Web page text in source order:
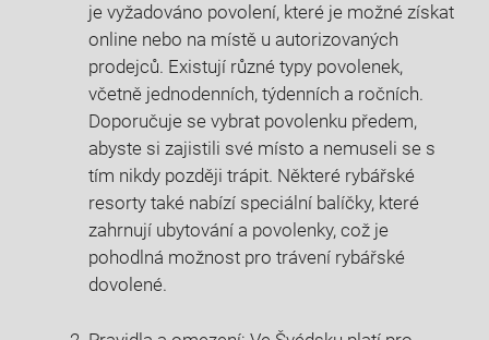
je vyžadováno povolení, které je možné získat
online nebo na ⁢místě u autorizovaných
prodejců. ⁤Existují různé typy povolenek,
včetně ​jednodenních, týdenních a⁢ ročních.
Doporučuje se vybrat povolenku předem,​
abyste si zajistili ‌své ‍místo a nemuseli se s
⁢tím nikdy‍ později trápit. Některé rybářské
resorty ‌také nabízí speciální balíčky, které​
zahrnují ubytování a povolenky, což je
⁢pohodlná možnost pro‍ trávení rybářské
dovolené.